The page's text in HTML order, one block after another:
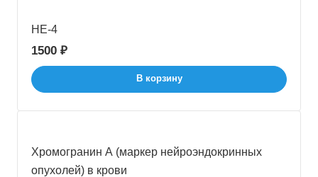
HE-4
1500 ₽
В корзину
Хромогранин А (маркер нейроэндокринных
опухолей) в крови